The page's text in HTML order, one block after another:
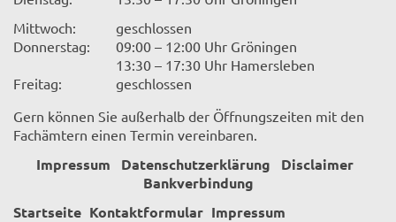
Mittwoch:
geschlossen
Donnerstag:
09:00 – 12:00 Uhr Gröningen
13:30 – 17:30 Uhr Hamersleben
Freitag:
geschlossen
Gern können Sie außerhalb der Öffnungszeiten mit den
Fachämtern einen Termin vereinbaren.
Impressum Datenschutzerklärung
Disclaimer
Bankverbindung
Startseite Kontaktformular Impressum